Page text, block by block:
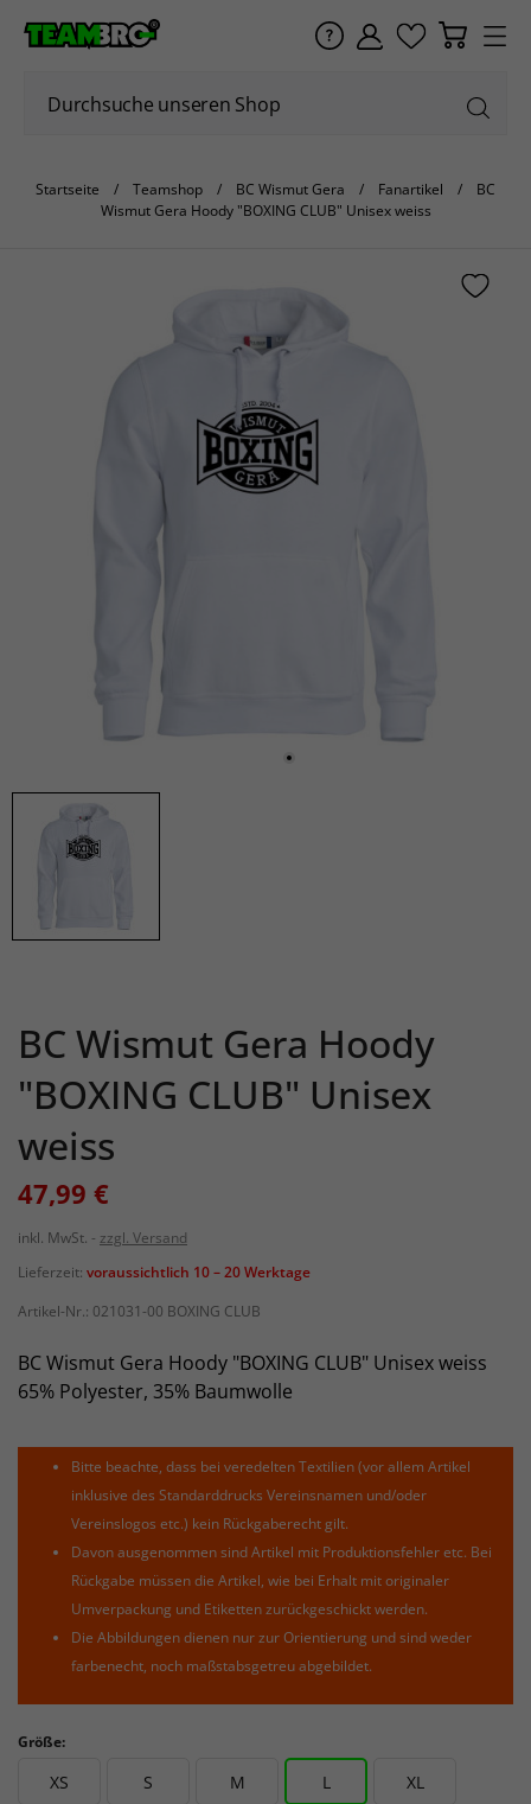
Startseite Teamshop BC Wismut Gera Fanartikel
BC
Wismut Gera Hoody "BOXING CLUB" Unisex weiss
BC Wismut Gera Hoody
"BOXING CLUB" Unisex
weiss
47,99 €
inkl. MwSt.
zzgl. Versand
Lieferzeit: voraussichtlich 10 – 20 Werktage
Artikel-Nr.: 021031-00 BOXING CLUB
BC Wismut Gera Hoody "BOXING CLUB" Unisex weiss
65% Polyester, 35% Baumwolle
Bitte beachte, dass bei veredelten Textilien (vor allem Artikel
inklusive des Standarddrucks Vereinsnamen und/oder
Vereinslogos etc.) kein Rückgaberecht gilt.
Davon ausgenommen sind Artikel mit Produktionsfehler etc. Bei
Rückgabe müssen die Artikel, wie bei Erhalt mit originaler
Umverpackung und Etiketten zurückgeschickt werden.
Die Abbildungen dienen nur zur Orientierung und sind weder
farbenecht, noch maßstabsgetreu abgebildet.
Größe:
XS S M L XL